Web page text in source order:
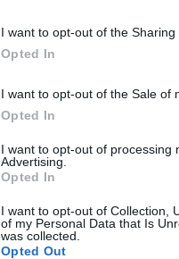
I want to opt-out of the Sharing
Opted In
I want to opt-out of the Sale of
Opted In
I want to opt-out of processing
Advertising.
Opted In
I want to opt-out of Collection,
of my Personal Data that Is
was collected.
Opted Out